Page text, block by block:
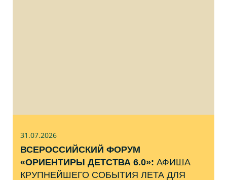
31.07.2026
ВСЕРОССИЙСКИЙ ФОРУМ
«ОРИЕНТИРЫ ДЕТСТВА 6.0»: АФИША
КРУПНЕЙШЕГО СОБЫТИЯ ЛЕТА ДЛЯ